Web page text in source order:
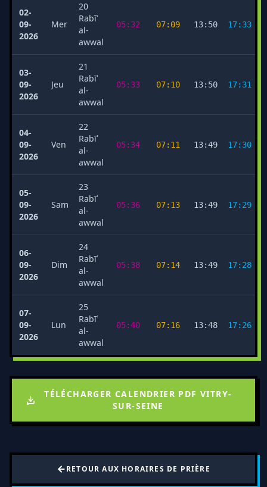
02-
09-
2026
Mer
20
Rabīʿ
al-
awwal
05:32 07:09 13:50 17:33
03-
09-
2026
Jeu
21
Rabīʿ
al-
awwal
05:33 07:10 13:50 17:31
04-
09-
2026
Ven
22
Rabīʿ
al-
awwal
05:34 07:11 13:49 17:30
05-
09-
2026
Sam
23
Rabīʿ
al-
awwal
05:36 07:13 13:49 17:29
06-
09-
2026
Dim
24
Rabīʿ
al-
awwal
05:38 07:14 13:49 17:28
07-
09-
2026
Lun
25
Rabīʿ
al-
awwal
05:40 07:16 13:48 17:26
TÉLÉCHARGER CALENDRIER PDF VITRY-
SUR-SEINE
RETOUR AUX HORAIRES DE PRIÈRE